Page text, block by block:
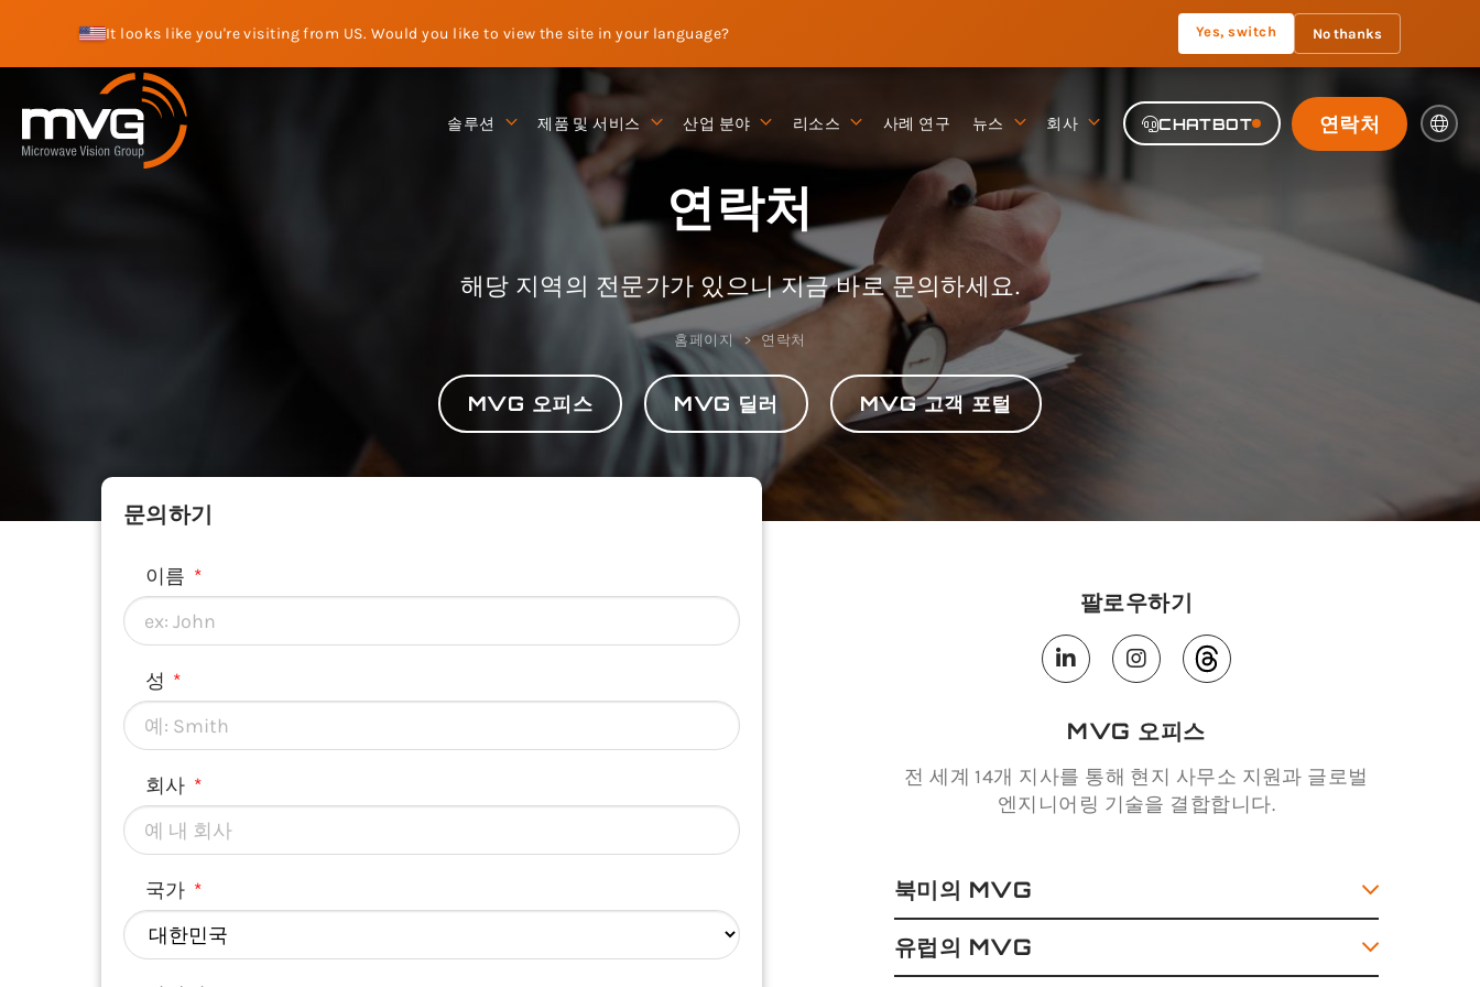
It looks like you're visiting from US. Would you like to view the site in your language? Yes, switch No thanks
솔루션 제품 및 서비스 산업 분야 리소스 사례 연구 뉴스 회사 CHATBOT 연락처
연락처
해당 지역의 전문가가 있으니 지금 바로 문의하세요.
홈페이지 연락처
MVG 오피스 MVG 딜러 MVG 고객 포털
문의하기
이름
성
회사
국가
팔로우하기
MVG 오피스
전 세계 14개 지사를 통해 현지 사무소 지원과 글로벌
엔지니어링 기술을 결합합니다.
북미의 MVG
유럽의 MVG